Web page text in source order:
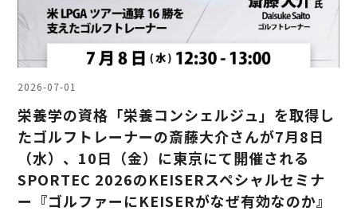
2026-07-01
栄養学の資格「栄養コンシェルジュ」を取得し
たゴルフトレーナーの斎藤大介さんが7月8日
（水）、10日（金）に東京にて開催される
SPORTEC 2026のKEISERスペシャルセミナ
ー『ゴルファーにKEISERがなぜ有効なのか』